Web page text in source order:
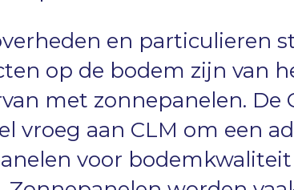
en particulieren
op de bodem zijn van
met zonnepanelen. De
vroeg aan CLM om een
voor